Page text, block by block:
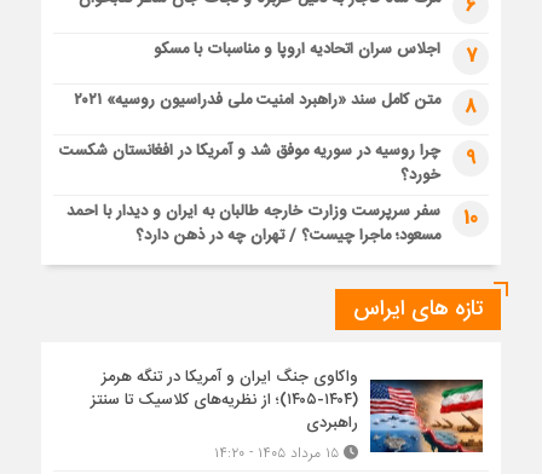
7 اجلاس سران اتحادیه اروپا و مناسبات با مسکو
8 متن کامل سند «راهبرد امنیت ملی فدراسیون روسیه» ۲۰۲۱
9
چرا روسیه در سوریه موفق شد و آمریکا در افغانستان شکست
خورد؟
10
سفر سرپرست وزارت خارجه طالبان به ایران و دیدار با احمد
مسعود؛ ماجرا چیست؟ / تهران چه در ذهن دارد؟
تازه های ایراس
واکاوی جنگ ایران و آمریکا در تنگه هرمز
(۱۴۰۴-۱۴۰۵)؛ از نظریه‌های کلاسیک تا سنتز
راهبردی
۱۵ مرداد ۱۴۰۵ - ۱۴:۲۰